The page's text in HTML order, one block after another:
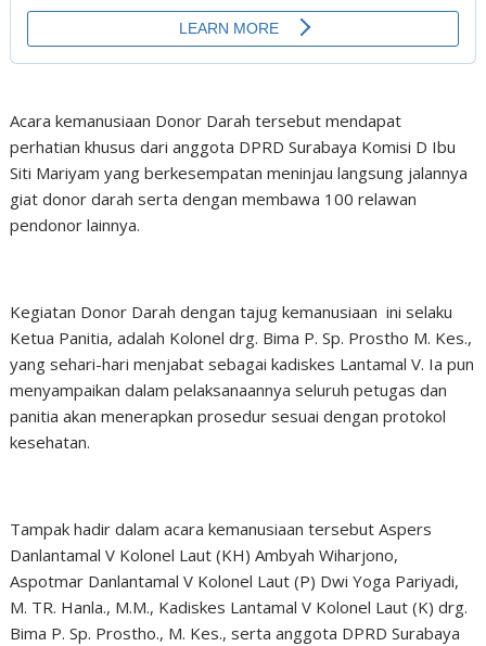
Acara kemanusiaan Donor Darah tersebut mendapat
perhatian khusus dari anggota DPRD Surabaya Komisi D Ibu
Siti Mariyam yang berkesempatan meninjau langsung jalannya
giat donor darah serta dengan membawa 100 relawan
pendonor lainnya.
Kegiatan Donor Darah dengan tajug kemanusiaan ini selaku
Ketua Panitia, adalah Kolonel drg. Bima P. Sp. Prostho M. Kes.,
yang sehari-hari menjabat sebagai kadiskes Lantamal V. Ia pun
menyampaikan dalam pelaksanaannya seluruh petugas dan
panitia akan menerapkan prosedur sesuai dengan protokol
kesehatan.
Tampak hadir dalam acara kemanusiaan tersebut Aspers
Danlantamal V Kolonel Laut (KH) Ambyah Wiharjono,
Aspotmar Danlantamal V Kolonel Laut (P) Dwi Yoga Pariyadi,
M. TR. Hanla., M.M., Kadiskes Lantamal V Kolonel Laut (K) drg.
Bima P. Sp. Prostho., M. Kes., serta anggota DPRD Surabaya